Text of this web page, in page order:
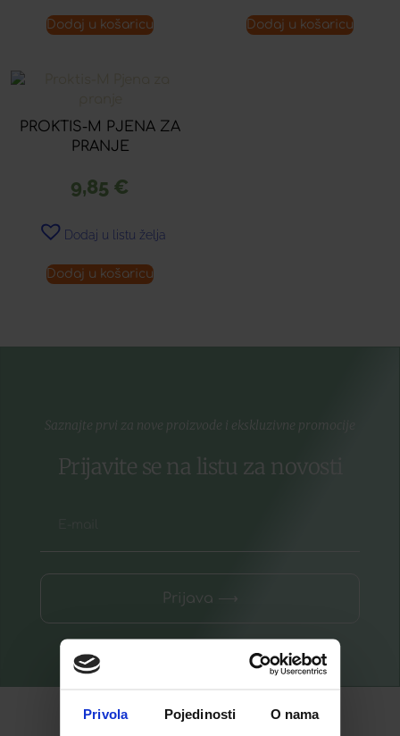
Privola Pojedinosti O nama
Dodaj u košaricu Dodaj u košaricu
PROKTIS-M PJENA ZA
PRANJE
9,85 €
Dodaj u listu želja
Dodaj u košaricu
Saznajte prvi za nove proizvode i ekskluzivne promocije
Prijavite se na listu za novosti
Prijava ⟶